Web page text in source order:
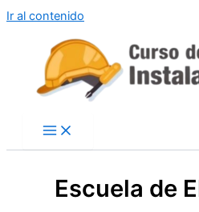
Ir al contenido
Escuela de